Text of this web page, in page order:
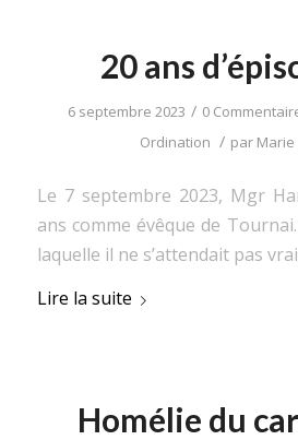
20 ans
6 septembre 2023 / 0
Ordination / par
Le 7 septembre 2023, Mgr
ans comme évêque de
laquelle il ne s’attendait pas
Lire la suite
Homélie du